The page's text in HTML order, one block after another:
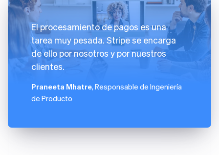
El procesamiento de pagos es una
tarea muy pesada. Stripe se encarga
de ello por nosotros y por nuestros
clientes.
Praneeta Mhatre, Responsable de Ingeniería
de Producto